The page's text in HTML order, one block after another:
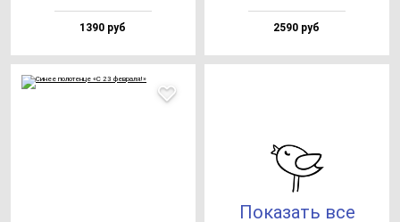
1390 руб 2590 руб
Показать все